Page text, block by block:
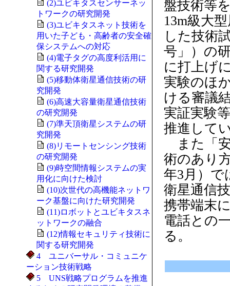
(2)ユビキタスセンサーネッ
トワークの研究開発
(3)ユビキタスネット技術を
用いた子ども・高齢者の安全確
保システムへの対応
(4)電子タグの高度利活用に
関する研究開発
(5)移動体衛星通信技術の研
究開発
(6)高速大容量衛星通信技術
の研究開発
(7)準天頂衛星システムの研
究開発
(8)リモートセンシング技術
の研究開発
(9)時空間情報システムの実
用化に向けた検討
(10)次世代の高機能ネットワ
ーク基盤に向けた研究開発
(11)ロボットとユビキタスネ
ットワークの融合
(12)情報セキュリティ技術に
関する研究開発
4 ユニバーサル・コミュニケ
ーション技術戦略
5 UNS戦略プログラムを推進
盤技術等
13m級大
した技術
号」）の
に打上げ
実験のほ
ける審議
実証実験
推進して
また「
術のあり
年3月）で
衛星通信
携帯端末
電話との
る。